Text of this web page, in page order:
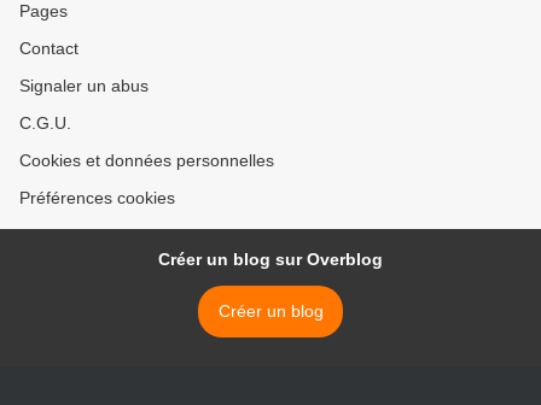
Pages
Contact
Signaler un abus
C.G.U.
Cookies et données personnelles
Préférences cookies
Créer un blog sur Overblog
Créer un blog